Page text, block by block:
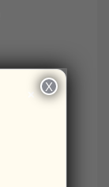
× X